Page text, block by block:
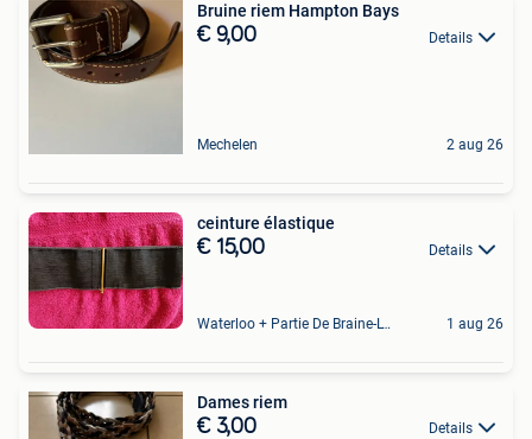
Bruine riem Hampton Bays
€ 9,00 Details
Mechelen 2 aug 26
ceinture élastique
€ 15,00 Details
Waterloo + Partie De Braine-L'Alleud, De Ohain 1 aug 26
Dames riem
€ 3,00 Details